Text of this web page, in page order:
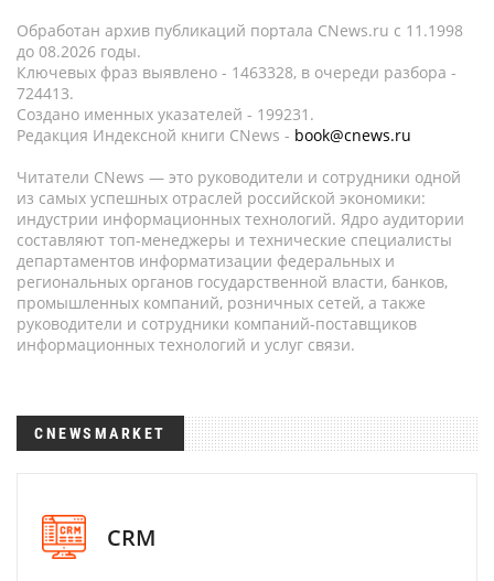
Обработан архив публикаций портала CNews.ru c 11.1998
до 08.2026 годы.
Ключевых фраз выявлено - 1463328, в очереди разбора -
724413.
Создано именных указателей - 199231.
Редакция Индексной книги CNews - book@cnews.ru
Читатели CNews — это руководители и сотрудники одной
из самых успешных отраслей российской экономики:
индустрии информационных технологий. Ядро аудитории
составляют топ-менеджеры и технические специалисты
департаментов информатизации федеральных и
региональных органов государственной власти, банков,
промышленных компаний, розничных сетей, а также
руководители и сотрудники компаний-поставщиков
информационных технологий и услуг связи.
CNEWSMARKET
CRM